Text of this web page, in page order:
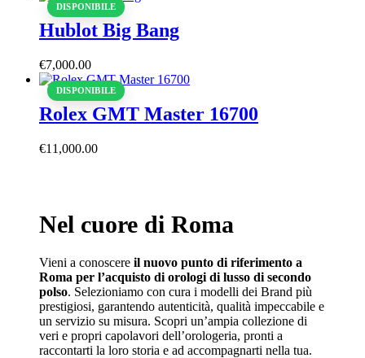
DISPONIBILE
Hublot Big Bang
€7,000.00
DISPONIBILE
Rolex GMT Master 16700
€11,000.00
Nel cuore di Roma
Vieni a conoscere il nuovo punto di riferimento a
Roma per l’acquisto di orologi di lusso di secondo
polso. Selezioniamo con cura i modelli dei Brand più
prestigiosi, garantendo autenticità, qualità impeccabile e
un servizio su misura. Scopri un’ampia collezione di
veri e propri capolavori dell’orologeria, pronti a
raccontarti la loro storia e ad accompagnarti nella tua.